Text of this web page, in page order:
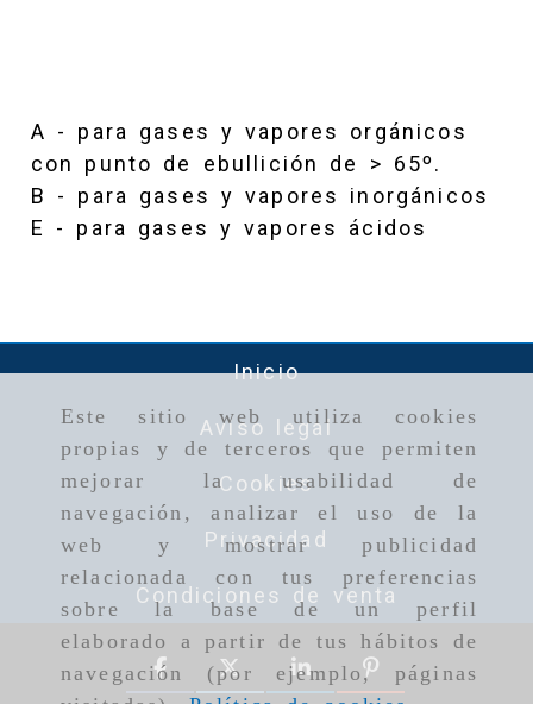
Este sitio web utiliza cookies
propias y de terceros que permiten
mejorar la usabilidad de
navegación, analizar el uso de la
web y mostrar publicidad
relacionada con tus preferencias
sobre la base de un perfil
elaborado a partir de tus hábitos de
navegación (por ejemplo, páginas
A - para gases y vapores orgánicos
con punto de ebullición de > 65º.
B - para gases y vapores inorgánicos
E - para gases y vapores ácidos
Inicio
Aviso legal
Cookies
Privacidad
Condiciones de venta